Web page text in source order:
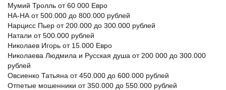
Мумий Тролль от 60 000 Евро
НА-НА от 500.000 до 800.000 рублей
Нарцисс Пьер от 200.000 до 300.000 рублей
Натали от 500.000 рублей
Николаев Игорь от 15.000 Евро
Николаева Людмила и Русская душа от 200 000 до 300.000
рублей
Овсиенко Татьяна от 450.000 до 600.000 рублей
Отпетые мошенники от 350.000 до 550.000 рублей